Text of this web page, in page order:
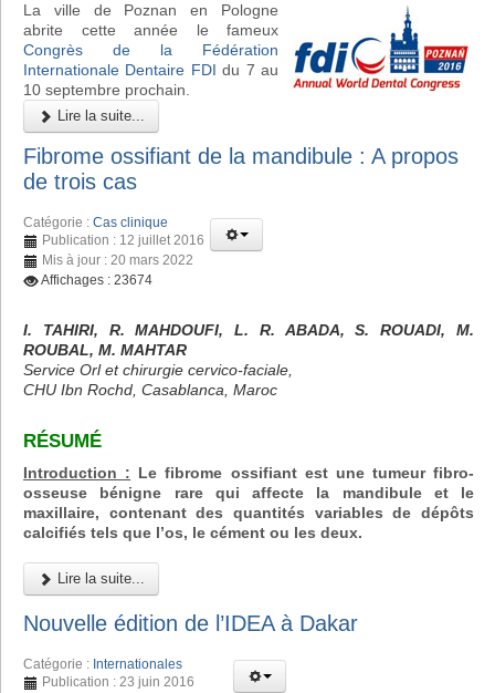
La ville de Poznan en Pologne
abrite cette année le fameux
Congrès de la Fédération
Internationale Dentaire FDI du 7 au
10 septembre prochain.
Lire la suite...
Fibrome ossifiant de la mandibule : A propos
de trois cas
Catégorie : Cas clinique
Publication : 12 juillet 2016
Mis à jour : 20 mars 2022
Affichages : 23674
I. TAHIRI, R. MAHDOUFI, L. R. ABADA, S. ROUADI, M.
ROUBAL, M. MAHTAR
Service Orl et chirurgie cervico-faciale,
CHU Ibn Rochd, Casablanca, Maroc
RÉSUMÉ
Introduction : Le fibrome ossifiant est une tumeur fibro-
osseuse bénigne rare qui affecte la mandibule et le
maxillaire, contenant des quantités variables de dépôts
calcifiés tels que l’os, le cément ou les deux.
Lire la suite...
Nouvelle édition de l’IDEA à Dakar
Catégorie : Internationales
Publication : 23 juin 2016